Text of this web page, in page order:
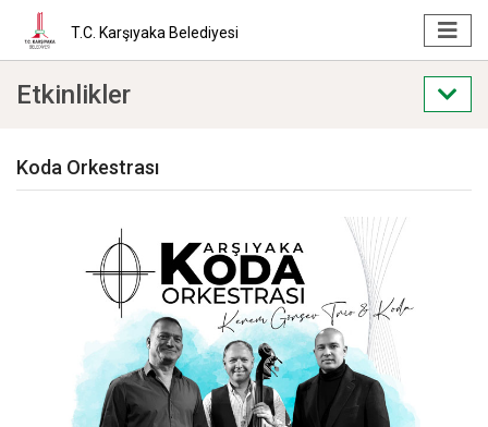
T.C. Karşıyaka Belediyesi
Etkinlikler
Koda Orkestrası